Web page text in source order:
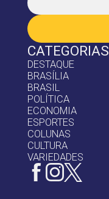
CATEGORIAS
DESTAQUE
BRASÍLIA
BRASIL
POLÍTICA
ECONOMIA
ESPORTES
COLUNAS
CULTURA
VARIEDADES